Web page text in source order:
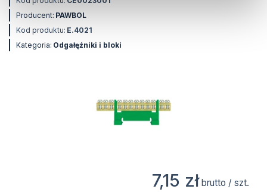
Producent: PAWBOL
Kod produktu: E.4021
Kategoria: Odgałęźniki i bloki
7,15 zł brutto / szt.